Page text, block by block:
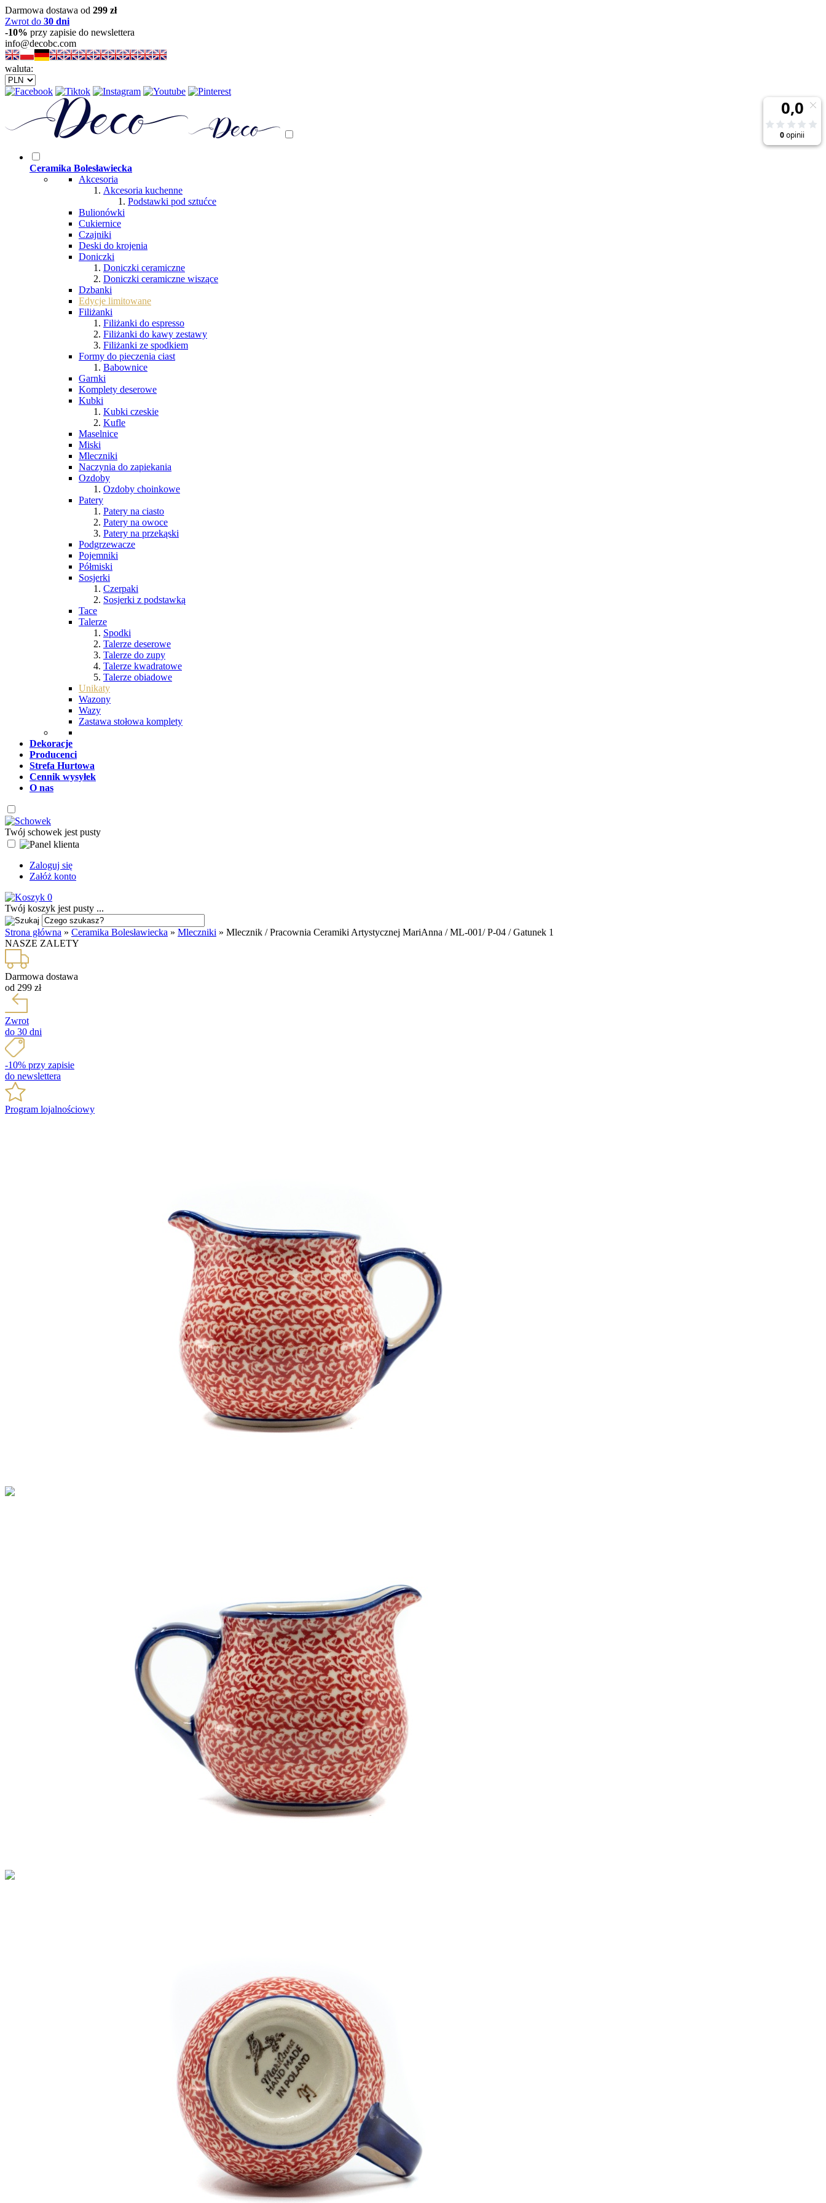
Darmowa dostawa od 299 zł
Zwrot do 30 dni
-10% przy zapisie do newslettera
info@decobc.com
waluta:
Ceramika Bolesławiecka
Akcesoria
Akcesoria kuchenne
Podstawki pod sztućce
Bulionówki
Cukiernice
Czajniki
Deski do krojenia
Doniczki
Doniczki ceramiczne
Doniczki ceramiczne wiszące
Dzbanki
Edycje limitowane
Filiżanki
Filiżanki do espresso
Filiżanki do kawy zestawy
Filiżanki ze spodkiem
Formy do pieczenia ciast
Babownice
Garnki
Komplety deserowe
Kubki
Kubki czeskie
Kufle
Maselnice
Miski
Mleczniki
Naczynia do zapiekania
Ozdoby
Ozdoby choinkowe
Patery
Patery na ciasto
Patery na owoce
Patery na przekąski
Podgrzewacze
Pojemniki
Półmiski
Sosjerki
Czerpaki
Sosjerki z podstawką
Tace
Talerze
Spodki
Talerze deserowe
Talerze do zupy
Talerze kwadratowe
Talerze obiadowe
Unikaty
Wazony
Wazy
Zastawa stołowa komplety
Dekoracje
Producenci
Strefa Hurtowa
Cennik wysyłek
O nas
Twój schowek jest pusty
Zaloguj się
Załóż konto
0
Twój koszyk jest pusty ...
Strona główna » Ceramika Bolesławiecka » Mleczniki » Mlecznik / Pracownia Ceramiki Artystycznej MariAnna / ML-001/ P-04 / Gatunek 1
NASZE ZALETY
Darmowa dostawa
od 299 zł
Zwrot
do 30 dni
-10% przy zapisie
do newslettera
Program lojalnościowy